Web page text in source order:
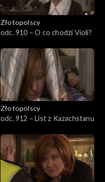
Złotopolscy
odc. 910 – O co chodzi Violi?
Złotopolscy
odc. 912 – List z Kazachstanu